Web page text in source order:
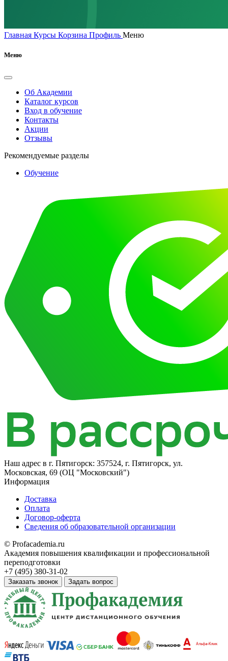
Главная Курсы Корзина Профиль Меню
Меню
Об Академии
Каталог курсов
Вход в обучение
Контакты
Акции
Отзывы
Рекомендуемые разделы
Обучение
Наш адрес в г. Пятигорск: 357524, г. Пятигорск, ул.
Московская, 69 (ОЦ "Московский")
Информация
Доставка
Оплата
Договор-оферта
Сведения об образовательной организации
© Profacademia.ru
Академия повышения квалификации и профессиональной
переподготовки
+7 (495) 380-31-02
Заказать звонок Задать вопрос